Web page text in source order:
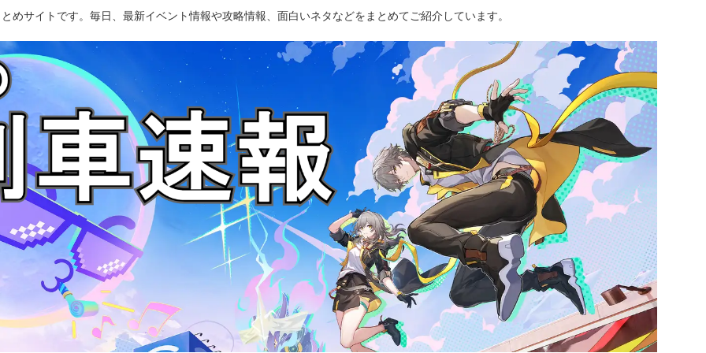
めサイトです。毎日、最新イベント情報や攻略情報、面白いネタなどをまとめてご紹介しています。